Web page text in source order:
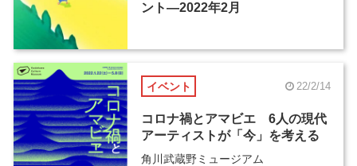
ント―2022年2月
イベント 22/2/14
コロナ禍とアマビエ 6人の現代
アーティストが「今」を考える
角川武蔵野ミュージアム